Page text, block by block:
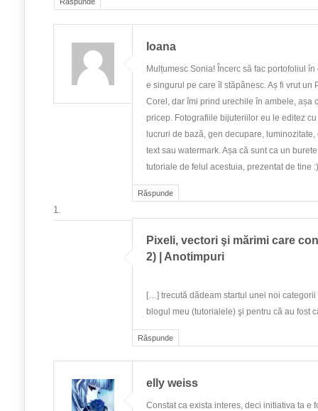
Răspunde
Ioana
Mulțumesc Sonia! Încerc să fac portofoliul
e singurul pe care îl stăpânesc. Aș fi vrut un
Corel, dar îmi prind urechile în ambele, așa
pricep. Fotografiile bijuteriilor eu le editez cu
lucruri de bază, gen decupare,
text sau watermark. Așa că sunt ca un
tutoriale de felul acestuia, prezentat de tine
Răspunde
Pixeli, vectori şi mărimi care
2) | Anotimpuri
[…] trecută dădeam startul unei noi
blogul meu (tutorialele) şi pentru că au fost
elly weiss
Constat ca exista interes, deci initiativa ta e